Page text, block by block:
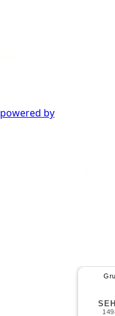
powered by